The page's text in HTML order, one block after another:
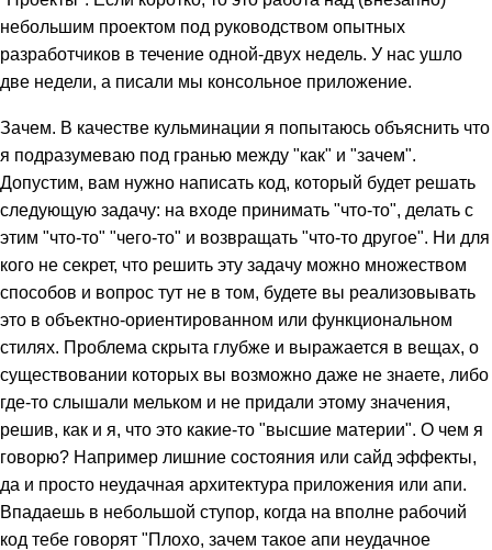
небольшим проектом под руководством опытных
разработчиков в течение одной-двух недель. У нас ушло
две недели, а писали мы консольное приложение.
Зачем. В качестве кульминации я попытаюсь объяснить что
я подразумеваю под гранью между "как" и "зачем".
Допустим, вам нужно написать код, который будет решать
следующую задачу: на входе принимать "что-то", делать с
этим "что-то" "чего-то" и возвращать "что-то другое". Ни для
кого не секрет, что решить эту задачу можно множеством
способов и вопрос тут не в том, будете вы реализовывать
это в объектно-ориентированном или функциональном
стилях. Проблема скрыта глубже и выражается в вещах, о
существовании которых вы возможно даже не знаете, либо
где-то слышали мельком и не придали этому значения,
решив, как и я, что это какие-то "высшие материи". О чем я
говорю? Например лишние состояния или сайд эффекты,
да и просто неудачная архитектура приложения или апи.
Впадаешь в небольшой ступор, когда на вполне рабочий
код тебе говорят "Плохо, зачем такое апи неудачное